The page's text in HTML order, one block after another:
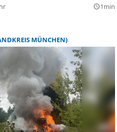
query_builder1min
MÜNCHEN)